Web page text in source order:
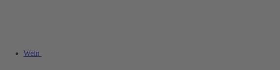
Wein